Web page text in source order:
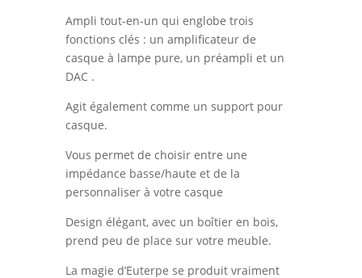
Ampli tout-en-un qui englobe trois
fonctions clés : un amplificateur de
casque à lampe pure, un préampli et un
DAC .
Agit également comme un support pour
casque.
Vous permet de choisir entre une
impédance basse/haute et de la
personnaliser à votre casque
Design élégant, avec un boîtier en bois,
prend peu de place sur votre meuble.
La magie d’Euterpe se produit vraiment